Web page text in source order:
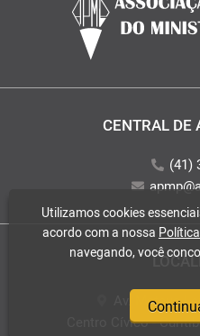
CENTRAL DE
(41)
Av. Mateus
Centro Cívico -
Utilizamos cookies
acordo com a nossa
navegando, você